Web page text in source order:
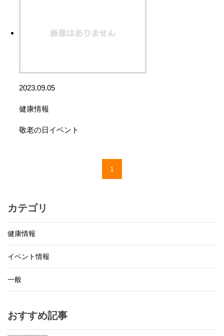
2023.09.05
健康情報
敬老の日イベント
1
カテゴリ
健康情報
イベント情報
一般
おすすめ記事